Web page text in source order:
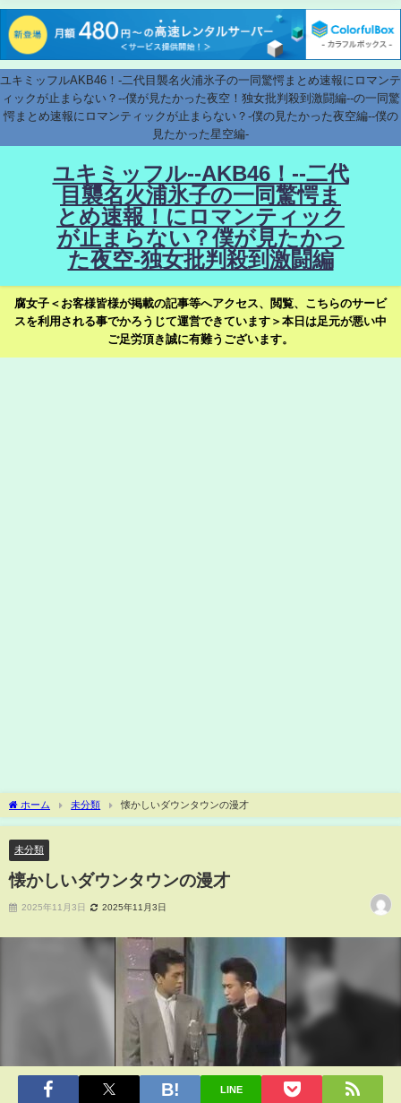
ユキミッフルAKB46！-二代目襲名火浦氷子の一同驚愕まとめ速報にロマンテ
ィックが止まらない？--僕が見たかった夜空！独女批判殺到激闘編--の一同驚
愕まとめ速報にロマンティックが止まらない？-僕の見たかった夜空編--僕の
見たかった星空編-
ユキミッフル--AKB46！--二代
目襲名火浦氷子の一同驚愕ま
とめ速報！にロマンティック
が止まらない？僕が見たかっ
た夜空-独女批判殺到激闘編
腐女子＜お客様皆様が掲載の記事等へアクセス、閲覧、こちらのサービ
スを利用される事でかろうじて運営できています＞本日は足元が悪い中
ご足労頂き誠に有難うございます。
ホーム 未分類 懐かしいダウンタウンの漫才
未分類
懐かしいダウンタウンの漫才
2025年11月3日 2025年11月3日
LINE